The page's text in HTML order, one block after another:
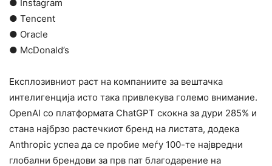
● Instagram
● Tencent
● Oracle
● McDonald’s
Експлозивниот раст на компаниите за вештачка
интелигенција исто така привлекува големо внимание.
OpenAI со платформата ChatGPT скокна за дури 285% и
стана најбрзо растечкиот бренд на листата, додека
Anthropic успеа да се пробие меѓу 100-те највредни
глобални брендови за прв пат благодарение на